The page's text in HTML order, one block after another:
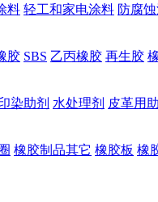
料 轻工和家电涂料 防腐
胶 SBS 乙丙橡胶 再生胶
染助剂 水处理剂 皮革用
橡胶制品其它 橡胶板 橡